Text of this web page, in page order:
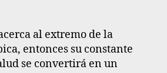
al extremo de la
entonces su constante
se convertirá en un